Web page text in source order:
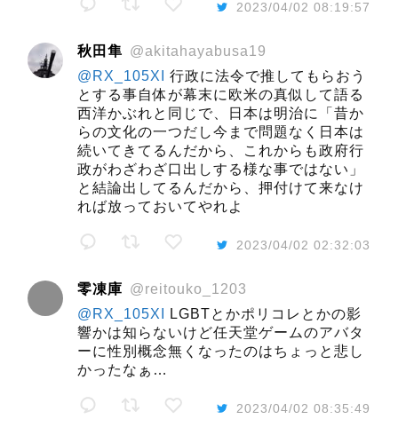
2023/04/02 08:19:57
秋田隼 @akitahayabusa19
@RX_105XI
行政に法令で推してもらおう
とする事自体が幕末に欧米の真似して語る
西洋かぶれと同じで、日本は明治に「昔か
らの文化の一つだし今まで問題なく日本は
続いてきてるんだから、これからも政府行
政がわざわざ口出しする様な事ではない」
と結論出してるんだから、押付けて来なけ
れば放っておいてやれよ
2023/04/02 02:32:03
零凍庫 @reitouko_1203
@RX_105XI
LGBTとかポリコレとかの影
響かは知らないけど任天堂ゲームのアバタ
ーに性別概念無くなったのはちょっと悲し
かったなぁ…
2023/04/02 08:35:49